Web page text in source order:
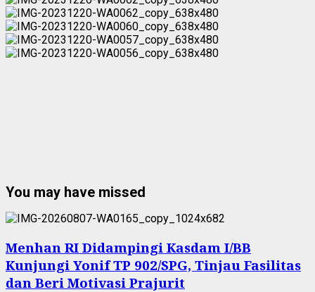
You may have missed
Menhan RI Didampingi Kasdam I/BB
Kunjungi Yonif TP 902/SPG, Tinjau Fasilitas
dan Beri Motivasi Prajurit